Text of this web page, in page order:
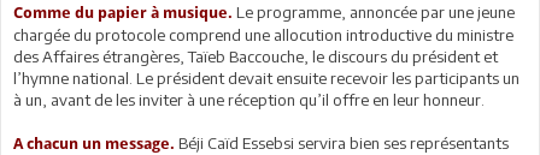
Comme du papier à musique. Le programme, annoncée par une jeune
chargée du protocole comprend une allocution introductive du ministre
des Affaires étrangères, Taïeb Baccouche, le discours du président et
l’hymne national. Le président devait ensuite recevoir les participants un
à un, avant de les inviter à une réception qu’il offre en leur honneur.
A chacun un message. Béji Caïd Essebsi servira bien ses représentants